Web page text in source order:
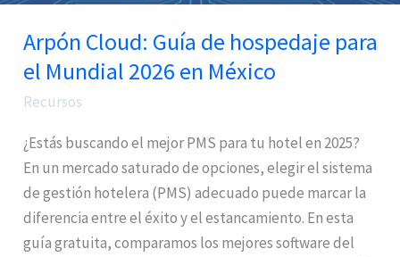
Arpón Cloud: Guía de hospedaje para
el Mundial 2026 en México
Recursos
¿Estás buscando el mejor PMS para tu hotel en 2025?
En un mercado saturado de opciones, elegir el sistema
de gestión hotelera (PMS) adecuado puede marcar la
diferencia entre el éxito y el estancamiento. En esta
guía gratuita, comparamos los mejores software del